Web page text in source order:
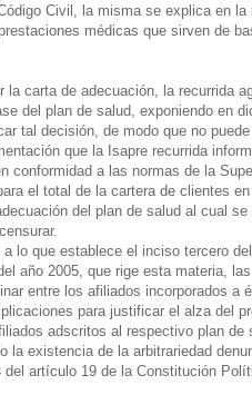
Civil, la misma se explica en
médicas que sirven de
carta de adecuación, la recurrida
del plan de salud, exponiendo en
tal decisión, de modo que no
que la Isapre recurrida
conformidad a las normas de la
el total de la cartera de clientes
del plan de salud al cual
lo que establece el inciso tercero
año 2005, que rige esta materia,
entre los afiliados incorporados a
para justificar el alza del
adscritos al respectivo plan de
la existencia de la arbitrariedad
artículo 19 de la Constitución